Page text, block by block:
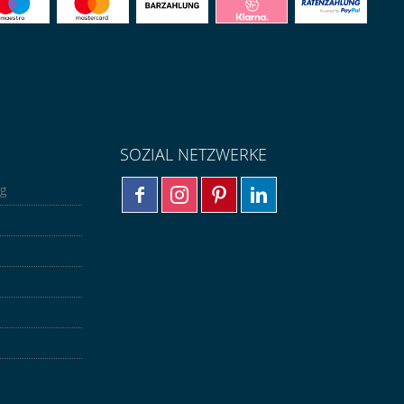
SOZIAL NETZWERKE